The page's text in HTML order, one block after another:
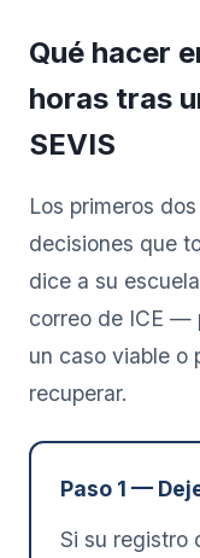
Qué hacer
horas tras
SEVIS
Los primeros
decisiones que
dice a su
correo de ICE —
un caso viable o
recuperar.
Paso 1 —
Si su registro